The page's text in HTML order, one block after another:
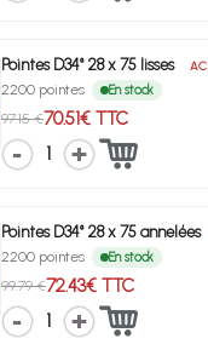
Pointes D34° 28 x 75 lisses
2200 pointes En stock
97.15 €70.51€ TTC
1
Pointes D34° 28 x 75 annelées
2200 pointes En stock
99.79 €72.43€ TTC
1